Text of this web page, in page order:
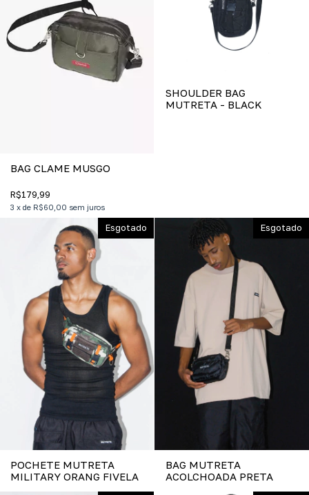
BAG CLAME MUSGO
R$179,99
3 x de R$60,00 sem juros
SHOULDER BAG
MUTRETA - BLACK
Esgotado
POCHETE MUTRETA
MILITARY ORANG FIVELA
Esgotado
BAG MUTRETA
ACOLCHOADA PRETA